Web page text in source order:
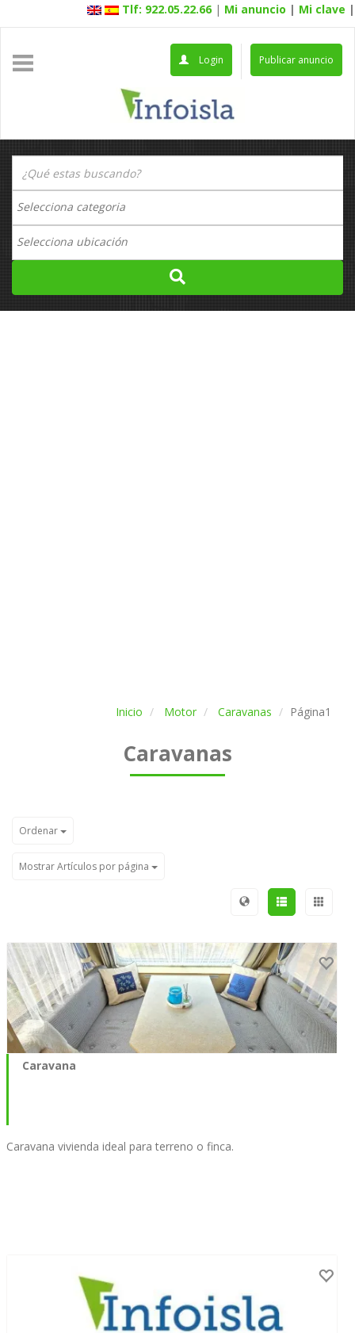
Tlf: 922.05.22.66 | Mi anuncio | Mi clave |
Publicar anuncio
Login
Inicio Motor Caravanas Página1
Caravanas
Ordenar
Mostrar Artículos por página
Caravana
Caravana vivienda ideal para terreno o finca.